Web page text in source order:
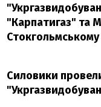
"Карпатигаз" та
Стокгольмському
Силовики